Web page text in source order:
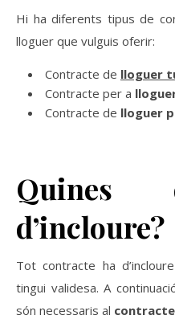
Hi ha diferents tipus de
lloguer que vulguis oferir:
Contracte de lloguer
Contracte per a
Contracte de lloguer
Quines
d’incloure?
Tot contracte ha
tingui validesa. A
són necessaris al